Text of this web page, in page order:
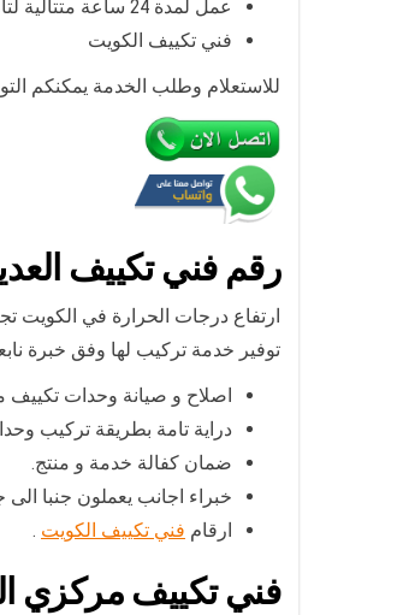
عمل لمدة 24 ساعة متتالية لتأمين كافة متطلباتكم اعزائي العملاء.
فني تكييف الكويت
للاستعلام وطلب الخدمة يمكنكم
رقمفني تكييف
ارتفاع درجات الحرارة في الكويت
توفير خدمة تركيب لها وفق خبرة
اصلاح و صيانة وحدات تكييف
دراية تامة بطريقة تركيب
ضمان كفالة خدمة و منتج.
خبراء اجانب يعملون جنبا الى
ارقام فني تكييف الكويت .
فني تكييف مركزي